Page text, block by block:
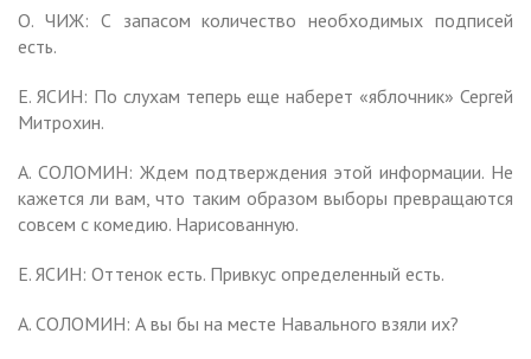
О. ЧИЖ: С запасом количество необходимых подписей
есть.
Е. ЯСИН: По слухам теперь еще наберет «яблочник» Сергей
Митрохин.
А. СОЛОМИН: Ждем подтверждения этой информации. Не
кажется ли вам, что таким образом выборы превращаются
совсем с комедию. Нарисованную.
Е. ЯСИН: Оттенок есть. Привкус определенный есть.
А. СОЛОМИН: А вы бы на месте Навального взяли их?